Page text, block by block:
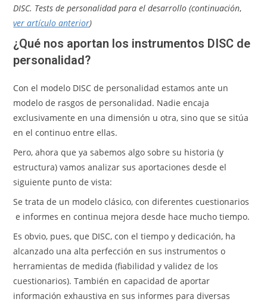
entrada:
DISC. Tests de personalidad para el desarrollo (continuación,
ver artículo anterior)
¿Qué nos aportan los instrumentos DISC de
personalidad?
Con el modelo DISC de personalidad estamos ante un
modelo de rasgos de personalidad. Nadie encaja
exclusivamente en una dimensión u otra, sino que se sitúa
en el continuo entre ellas.
Pero, ahora que ya sabemos algo sobre su historia (y
estructura) vamos analizar sus aportaciones desde el
siguiente punto de vista:
Se trata de un modelo clásico, con diferentes cuestionarios
e informes en continua mejora desde hace mucho tiempo.
Es obvio, pues, que DISC, con el tiempo y dedicación, ha
alcanzado una alta perfección en sus instrumentos o
herramientas de medida (fiabilidad y validez de los
cuestionarios). También en capacidad de aportar
información exhaustiva en sus informes para diversas